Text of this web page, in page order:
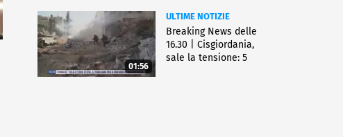
01:56
ULTIME NOTIZIE
Breaking News delle
16.30 | Cisgiordania,
sale la tensione: 5